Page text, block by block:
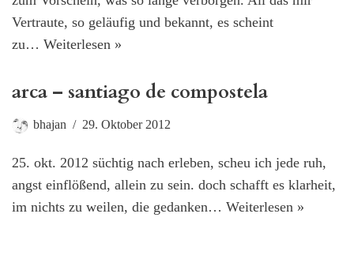
Vertraute, so geläufig und bekannt, es scheint
zu… Weiterlesen »
arca – santiago de compostela
bhajan 29. Oktober 2012
25. okt. 2012 süchtig nach erleben, scheu ich jede ruh,
angst einflößend, allein zu sein. doch schafft es klarheit,
im nichts zu weilen, die gedanken… Weiterlesen »